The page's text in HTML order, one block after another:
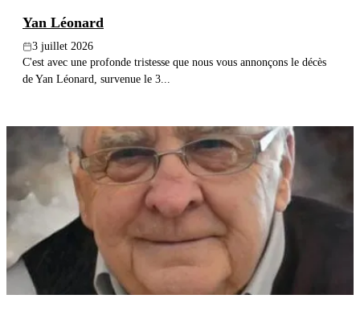
Yan Léonard
3 juillet 2026
C'est avec une profonde tristesse que nous vous annonçons le décès
de Yan Léonard, survenue le 3...